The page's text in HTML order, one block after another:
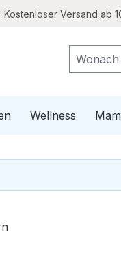
Kostenloser Versand ab
Mobilität
der
Wellness